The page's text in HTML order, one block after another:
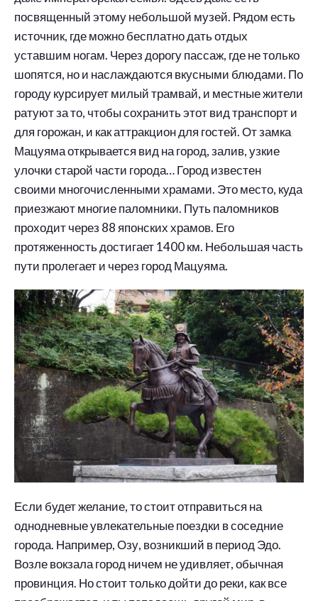
посвященный этому небольшой музей. Рядом есть
источник, где можно бесплатно дать отдых
уставшим ногам. Через дорогу пассаж, где не только
шопятся, но и наслаждаются вкусными блюдами. По
городу курсирует милый трамвай, и местные жители
ратуют за то, чтобы сохранить этот вид транспорт и
для горожан, и как аттракцион для гостей. От замка
Мацуяма открывается вид на город, залив, узкие
улочки старой части города… Город известен
своими многочисленными храмами. Это место, куда
приезжают многие паломники. Путь паломников
проходит через 88 японских храмов. Его
протяженность достигает 1400 км. Небольшая часть
пути пролегает и через город Мацуяма.
Если будет желание, то стоит отправиться на
однодневные увлекательные поездки в соседние
города. Например, Озу, возникший в период Эдо.
Возле вокзала город ничем не удивляет, обычная
провинция. Но стоит только дойти до реки, как все